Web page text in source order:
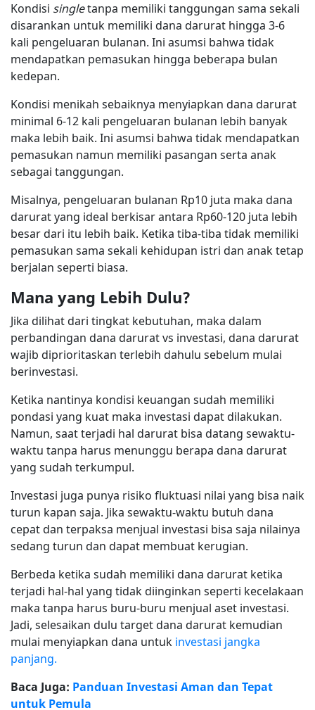
Kondisi singletanpa memiliki tanggungan sama sekali
disarankan untuk memiliki dana darurat hingga 3-6
kali pengeluaran bulanan. Ini asumsi bahwa tidak
mendapatkan pemasukan hingga beberapa bulan
kedepan.
Kondisi menikah sebaiknya menyiapkan dana darurat
minimal 6-12 kali pengeluaran bulanan lebih banyak
maka lebih baik. Ini asumsi bahwa tidak mendapatkan
pemasukan namun memiliki pasangan serta anak
sebagai tanggungan.
Misalnya, pengeluaran bulanan Rp10 juta maka dana
darurat yang ideal berkisar antara Rp60-120 juta lebih
besar dari itu lebih baik. Ketika tiba-tiba tidak memiliki
pemasukan sama sekali kehidupan istri dan anak tetap
berjalan seperti biasa.
Mana yang Lebih Dulu?
Jika dilihat dari tingkat kebutuhan, maka dalam
perbandingan dana darurat vs investasi, dana darurat
wajib diprioritaskan terlebih dahulu sebelum mulai
berinvestasi.
Ketika nantinya kondisi keuangan sudah memiliki
pondasi yang kuat maka investasi dapat dilakukan.
Namun, saat terjadi hal darurat bisa datang sewaktu-
waktu tanpa harus menunggu berapa dana darurat
yang sudah terkumpul.
Investasi juga punya risiko fluktuasi nilai yang bisa naik
turun kapan saja. Jika sewaktu-waktu butuh dana
cepat dan terpaksa menjual investasi bisa saja nilainya
sedang turun dan dapat membuat kerugian.
Berbeda ketika sudah memiliki dana darurat ketika
terjadi hal-hal yang tidak diinginkan seperti kecelakaan
maka tanpa harus buru-buru menjual aset investasi.
Jadi, selesaikan dulu target dana darurat kemudian
mulai menyiapkan dana untuk investasi jangka
panjang.
Baca Juga: Panduan Investasi Aman dan Tepat
untuk Pemula